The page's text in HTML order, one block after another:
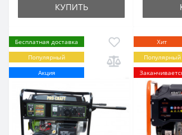
КУПИТЬ
Бесплатная доставка
Популярный
Акция
Хит
Популярный